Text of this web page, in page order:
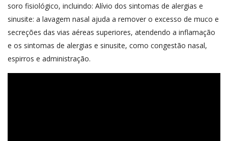
soro fisiológico, incluindo: Alívio dos sintomas de alergias e
sinusite: a lavagem nasal ajuda a remover o excesso de muco e
secreções das vias aéreas superiores, atendendo a inflamação
e os sintomas de alergias e sinusite, como congestão nasal,
espirros e administração.